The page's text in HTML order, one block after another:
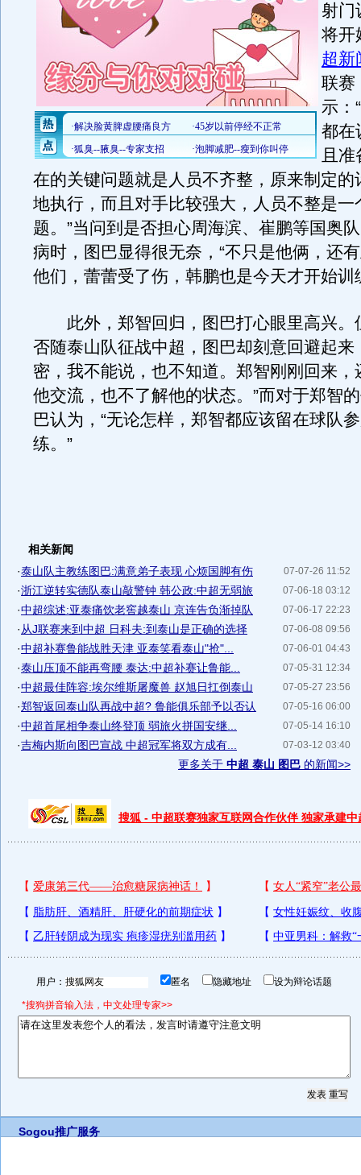
射门
将开
超新
联赛
示：
都在
且准
在的关键问题就是人员不齐整，原来制定的
地执行，而且对手比较强大，人员不整是一
题。”当问到是否担心周海滨、崔鹏等国奥
病时，图巴显得很无奈，“不只是他俩，还
他们，蕾蕾受了伤，韩鹏也是今天才开始训
此外，郑智回归，图巴打心眼里高兴。
否随泰山队征战中超，图巴却刻意回避起来
密，我不能说，也不知道。郑智刚刚回来，
他交流，也不了解他的状态。”而对于郑智
巴认为，“无论怎样，郑智都应该留在球队
练。”
相关新闻
07-07-26 11:52
·泰山队主教练图巴:满意弟子表现 心烦国脚有伤
07-06-18 03:12
·浙江逆转实德队泰山敲警钟 韩公政:中超无弱旅
07-06-17 22:23
·中超综述:亚泰痛饮老窖越泰山 京连告负渐掉队
07-06-08 09:56
· 从J联赛来到中超 日科夫:到泰山是正确的选择
07-06-01 04:43
·中超补赛鲁能战胜天津 亚泰笑看泰山"抢"...
07-05-31 12:34
·泰山压顶不能再弯腰 泰达:中超补赛让鲁能...
07-05-27 23:56
·中超最佳阵容:埃尔维斯屠魔兽 赵旭日扛倒泰山
07-05-16 06:00
·郑智返回泰山队再战中超? 鲁能俱乐部予以否认
07-05-14 16:10
·中超首尾相争泰山终登顶 弱旅火拼国安继...
07-03-12 03:40
·吉梅内斯向图巴宣战 中超冠军将双方成有...
更多关于 中超 泰山 图巴 的新闻>>
搜狐 - 中超联赛独家互联网合作伙伴 独家承建中
用户： 匿名 隐藏地址 设为辩论话题
*搜狗拼音输入法，中文处理专家>>
Sogou推广服务